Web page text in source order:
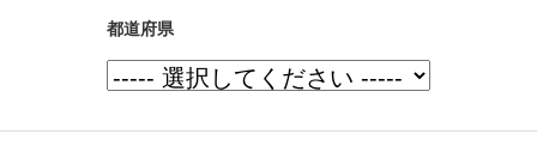
都道府県